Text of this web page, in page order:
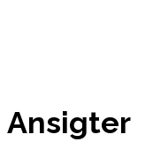
Ansigter